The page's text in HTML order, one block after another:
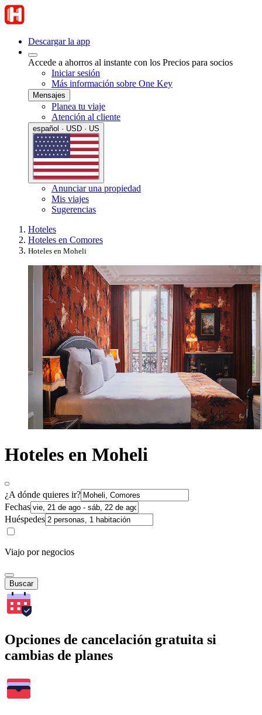
Descargar la app
Accede a ahorros al instante con los Precios para socios
Iniciar sesión
Más información sobre One Key
Mensajes
Planea tu viaje
Atención al cliente
español · USD · US
Anunciar una propiedad
Mis viajes
Sugerencias
Hoteles
Hoteles en Comores
Hoteles en Moheli
Hoteles en Moheli
¿A dónde quieres ir?
Fechas
Huéspedes
Viajo por negocios
Buscar
Opciones de cancelación gratuita si
cambias de planes